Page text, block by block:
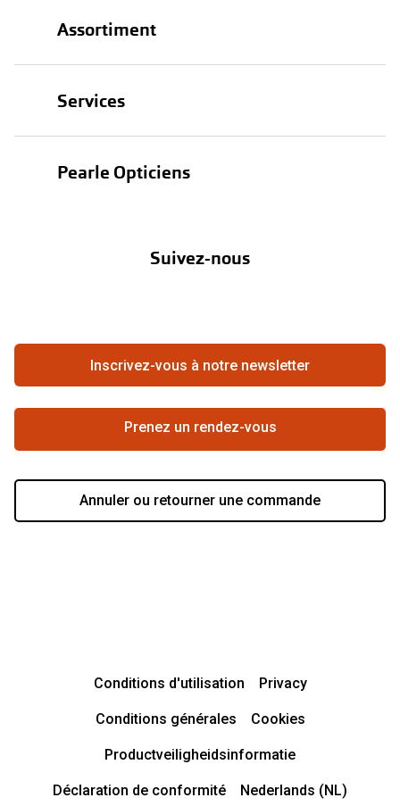
Assortiment
Services
Boutique en ligne
Se rétracter du contrat ici
Pearle Opticiens
Suivez-nous
Inscrivez-vous à notre newsletter
Prenez un rendez-vous
Annuler ou retourner une commande
Conditions d'utilisation Privacy
Conditions générales Cookies
Productveiligheidsinformatie
Déclaration de conformité Nederlands (NL)